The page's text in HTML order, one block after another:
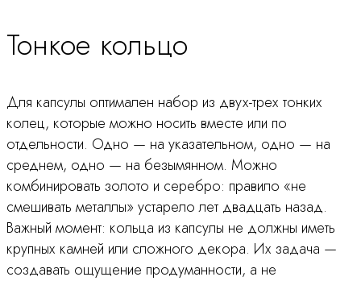
Тонкое кольцо
Для капсулы оптимален набор из двух-трех тонких
колец, которые можно носить вместе или по
отдельности. Одно — на указательном, одно — на
среднем, одно — на безымянном. Можно
комбинировать золото и серебро: правило «не
смешивать металлы» устарело лет двадцать назад.
Важный момент: кольца из капсулы не должны иметь
крупных камней или сложного декора. Их задача —
создавать ощущение продуманности, а не